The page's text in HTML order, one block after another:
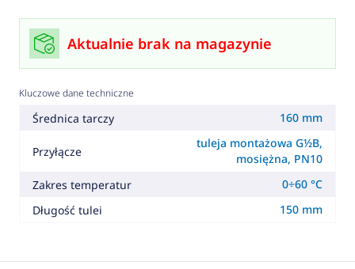
Aktualnie brak na magazynie
Kluczowe dane techniczne
Średnica tarczy 160 mm
Przyłącze
tuleja montażowa G½B,
mosiężna, PN10
Zakres temperatur
0÷60 °C
Długość tulei
150 mm